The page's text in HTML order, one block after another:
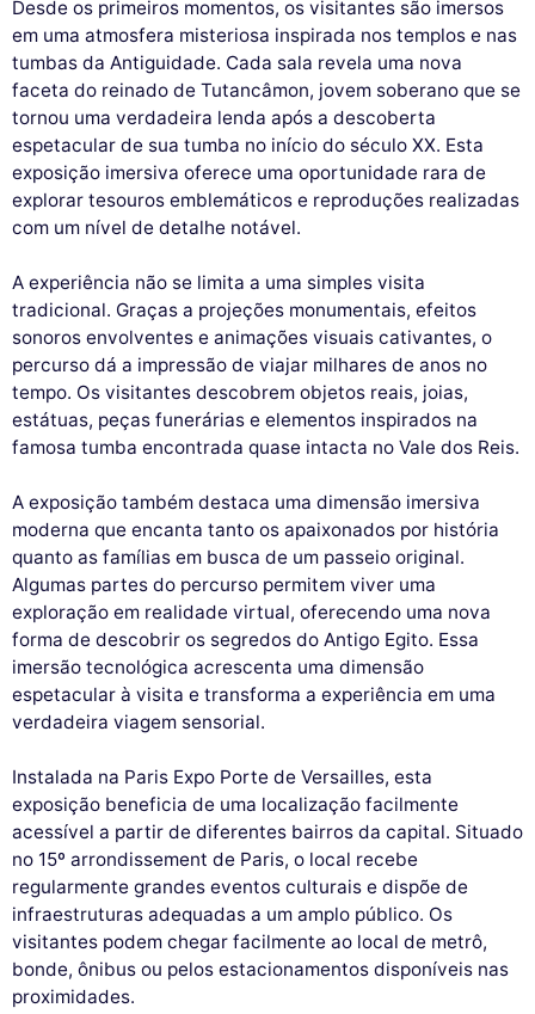
Desde os primeiros momentos, os visitantes são imersos
em uma atmosfera misteriosa inspirada nos templos e nas
tumbas da Antiguidade. Cada sala revela uma nova
faceta do reinado de Tutancâmon, jovem soberano que se
tornou uma verdadeira lenda após a descoberta
espetacular de sua tumba no início do século XX. Esta
exposição imersiva oferece uma oportunidade rara de
explorar tesouros emblemáticos e reproduções realizadas
com um nível de detalhe notável.
A experiência não se limita a uma simples visita
tradicional. Graças a projeções monumentais, efeitos
sonoros envolventes e animações visuais cativantes, o
percurso dá a impressão de viajar milhares de anos no
tempo. Os visitantes descobrem objetos reais, joias,
estátuas, peças funerárias e elementos inspirados na
famosa tumba encontrada quase intacta no Vale dos Reis.
A exposição também destaca uma dimensão imersiva
moderna que encanta tanto os apaixonados por história
quanto as famílias em busca de um passeio original.
Algumas partes do percurso permitem viver uma
exploração em realidade virtual, oferecendo uma nova
forma de descobrir os segredos do Antigo Egito. Essa
imersão tecnológica acrescenta uma dimensão
espetacular à visita e transforma a experiência em uma
verdadeira viagem sensorial.
Instalada na Paris Expo Porte de Versailles, esta
exposição beneficia de uma localização facilmente
acessível a partir de diferentes bairros da capital. Situado
no 15º arrondissement de Paris, o local recebe
regularmente grandes eventos culturais e dispõe de
infraestruturas adequadas a um amplo público. Os
visitantes podem chegar facilmente ao local de metrô,
bonde, ônibus ou pelos estacionamentos disponíveis nas
proximidades.